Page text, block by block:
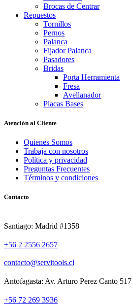
Brocas de Centrar
Repuestos
Tornillos
Pernos
Palanca
Fijador Palanca
Pasadores
Bridas
Porta Herramienta
Fresa
Avellanador
Placas Bases
Atención al Cliente
Quienes Somos
Trabaja con nosotros
Política y privacidad
Preguntas Frecuentes
Términos y condiciones
Contacto
Santiago: Madrid #1358
+56 2 2556 2657
contacto@servitools.cl
Antofagasta: Av. Arturo Perez Canto 517
+56 72 269 3936